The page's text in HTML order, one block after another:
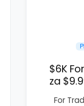
$6K
za
For